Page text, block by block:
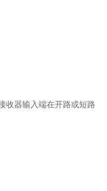
收器输入端在开路或短路